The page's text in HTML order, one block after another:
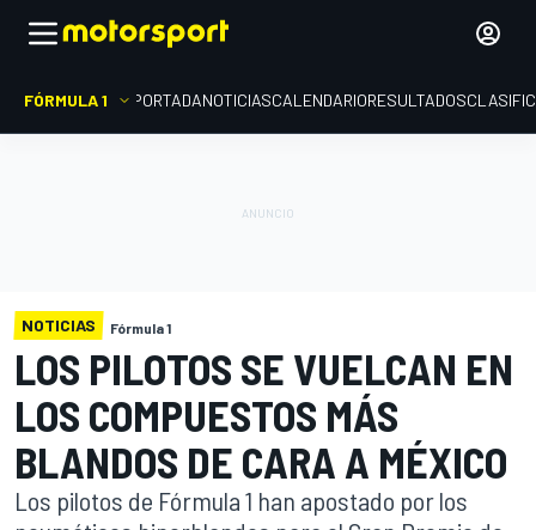
FÓRMULA 1 PORTADANOTICIASCALENDARIORESULTADOS
NOTICIAS Fórmula 1
LOS PILOTOS SE VUELCAN EN
LOS COMPUESTOS MÁS
BLANDOS DE CARA A MÉXICO
Los pilotos de Fórmula 1 han apostado por los